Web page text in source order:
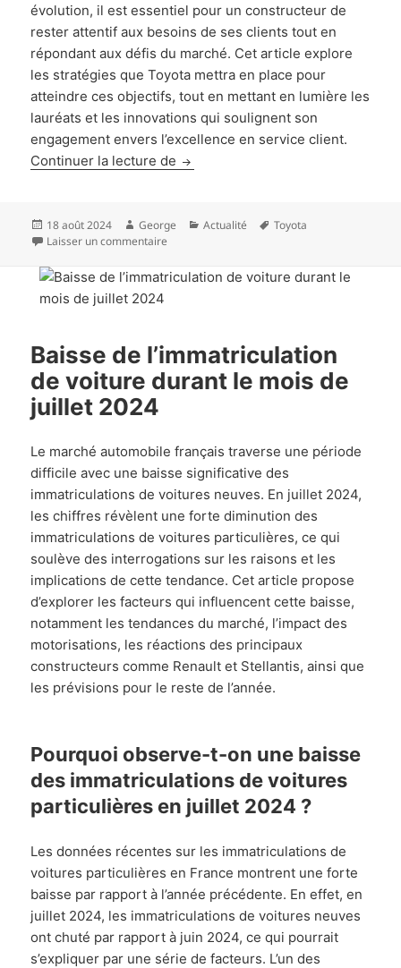
évolution, il est essentiel pour un constructeur de
rester attentif aux besoins de ses clients tout en
répondant aux défis du marché. Cet article explore
les stratégies que Toyota mettra en place pour
atteindre ces objectifs, tout en mettant en lumière les
lauréats et les innovations qui soulignent son
engagement envers l’excellence en service client.
Continuer la lecture de Reconnaissance par Toyota de
Publié
le
18 août 2024 Auteur
George Catégories
Actualité
Mots-
Toyota
Laisser un commentaire
Baisse de l’immatriculation
de voiture durant le mois de
juillet 2024
Le marché automobile français traverse une période
difficile avec une baisse significative des
immatriculations de voitures neuves. En juillet 2024,
les chiffres révèlent une forte diminution des
immatriculations de voitures particulières, ce qui
soulève des interrogations sur les raisons et les
implications de cette tendance. Cet article propose
d’explorer les facteurs qui influencent cette baisse,
notamment les tendances du marché, l’impact des
motorisations, les réactions des principaux
constructeurs comme Renault et Stellantis, ainsi que
les prévisions pour le reste de l’année.
Pourquoi observe-t-on une baisse
des immatriculations de voitures
particulières en juillet 2024 ?
Les données récentes sur les immatriculations de
voitures particulières en France montrent une forte
baisse par rapport à l’année précédente. En effet, en
juillet 2024, les immatriculations de voitures neuves
ont chuté par rapport à juin 2024, ce qui pourrait
s’expliquer par une série de facteurs. L’un des